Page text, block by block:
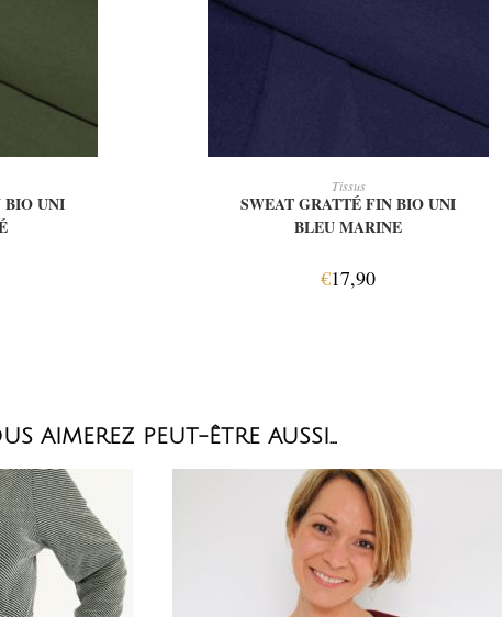
BIO UNI
Tissus
SWEAT GRATTÉ FIN BIO UNI
BLEU MARINE
€17,90
AIMEREZ PEUT-ÊTRE AUSSI…